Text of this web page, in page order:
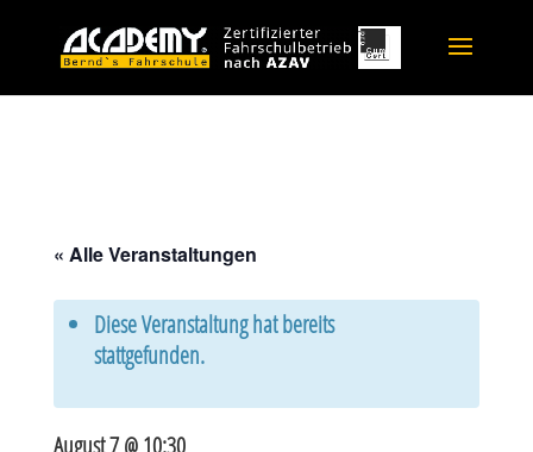
« Alle Veranstaltungen
Diese Veranstaltung hat bereits
stattgefunden.
August 7 @ 10:30